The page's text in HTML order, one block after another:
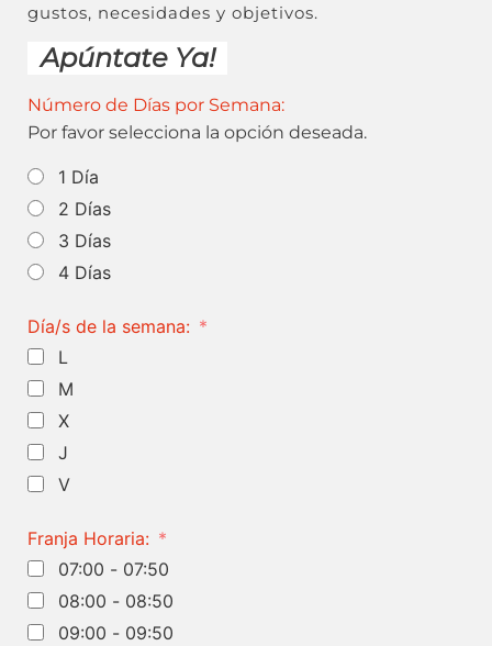
Apúntate Ya!
Número de Días por Semana:
Por favor selecciona la opción deseada.
1 Día
2 Días
3 Días
4 Días
Día/s de la semana:
L
M
X
J
V
Franja Horaria:
07:00 - 07:50
08:00 - 08:50
09:00 - 09:50
gustos, necesidades y objetivos.